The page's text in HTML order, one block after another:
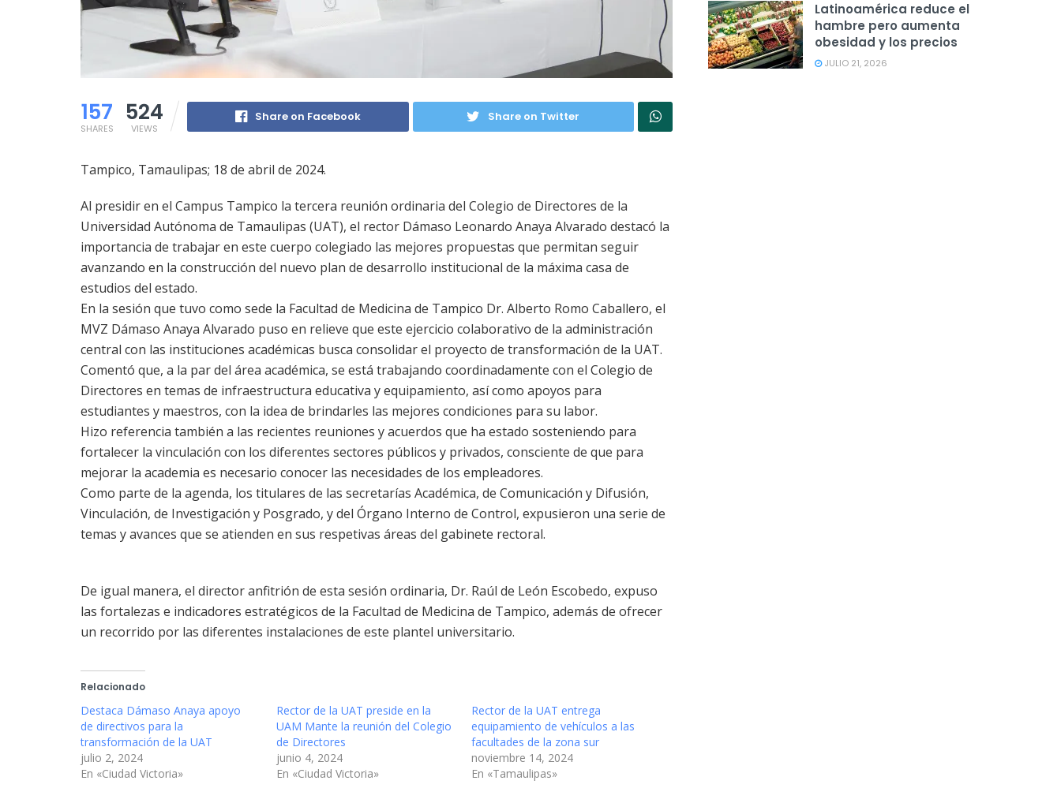
157
SHARES
524
VIEWS
Share on Facebook Share on Twitter
Tampico, Tamaulipas; 18 de abril de 2024.
Al presidir en el Campus Tampico la tercera reunión ordinaria del Colegio de Directores de la
Universidad Autónoma de Tamaulipas (UAT), el rector Dámaso Leonardo Anaya Alvarado destacó la
importancia de trabajar en este cuerpo colegiado las mejores propuestas que permitan seguir
avanzando en la construcción del nuevo plan de desarrollo institucional de la máxima casa de
estudios del estado.
​En la sesión que tuvo como sede la Facultad de Medicina de Tampico Dr. Alberto Romo Caballero, el
MVZ Dámaso Anaya Alvarado puso en relieve que este ejercicio colaborativo de la administración
central con las instituciones académicas busca consolidar el proyecto de transformación de la UAT.
​Comentó que, a la par del área académica, se está trabajando coordinadamente con el Colegio de
Directores en temas de infraestructura educativa y equipamiento, así como apoyos para
estudiantes y maestros, con la idea de brindarles las mejores condiciones para su labor.
​Hizo referencia también a las recientes reuniones y acuerdos que ha estado sosteniendo para
fortalecer la vinculación con los diferentes sectores públicos y privados, consciente de que para
mejorar la academia es necesario conocer las necesidades de los empleadores.
​Como parte de la agenda, los titulares de las secretarías Académica, de Comunicación y Difusión,
Vinculación, de Investigación y Posgrado, y del Órgano Interno de Control, expusieron una serie de
temas y avances que se atienden en sus respetivas áreas del gabinete rectoral.
De igual manera, el director anfitrión de esta sesión ordinaria, Dr. Raúl de León Escobedo, expuso
las fortalezas e indicadores estratégicos de la Facultad de Medicina de Tampico, además de ofrecer
un recorrido por las diferentes instalaciones de este plantel universitario.
Relacionado
Destaca Dámaso Anaya apoyo
de directivos para la
transformación de la UAT
julio 2, 2024
En «Ciudad Victoria»
Rector de la UAT preside en la
UAM Mante la reunión del Colegio
de Directores
junio 4, 2024
En «Ciudad Victoria»
Rector de la UAT entrega
equipamiento de vehículos a las
facultades de la zona sur
noviembre 14, 2024
En «Tamaulipas»
Latinoamérica reduce el
hambre pero aumenta
obesidad y los precios
JULIO 21, 2026